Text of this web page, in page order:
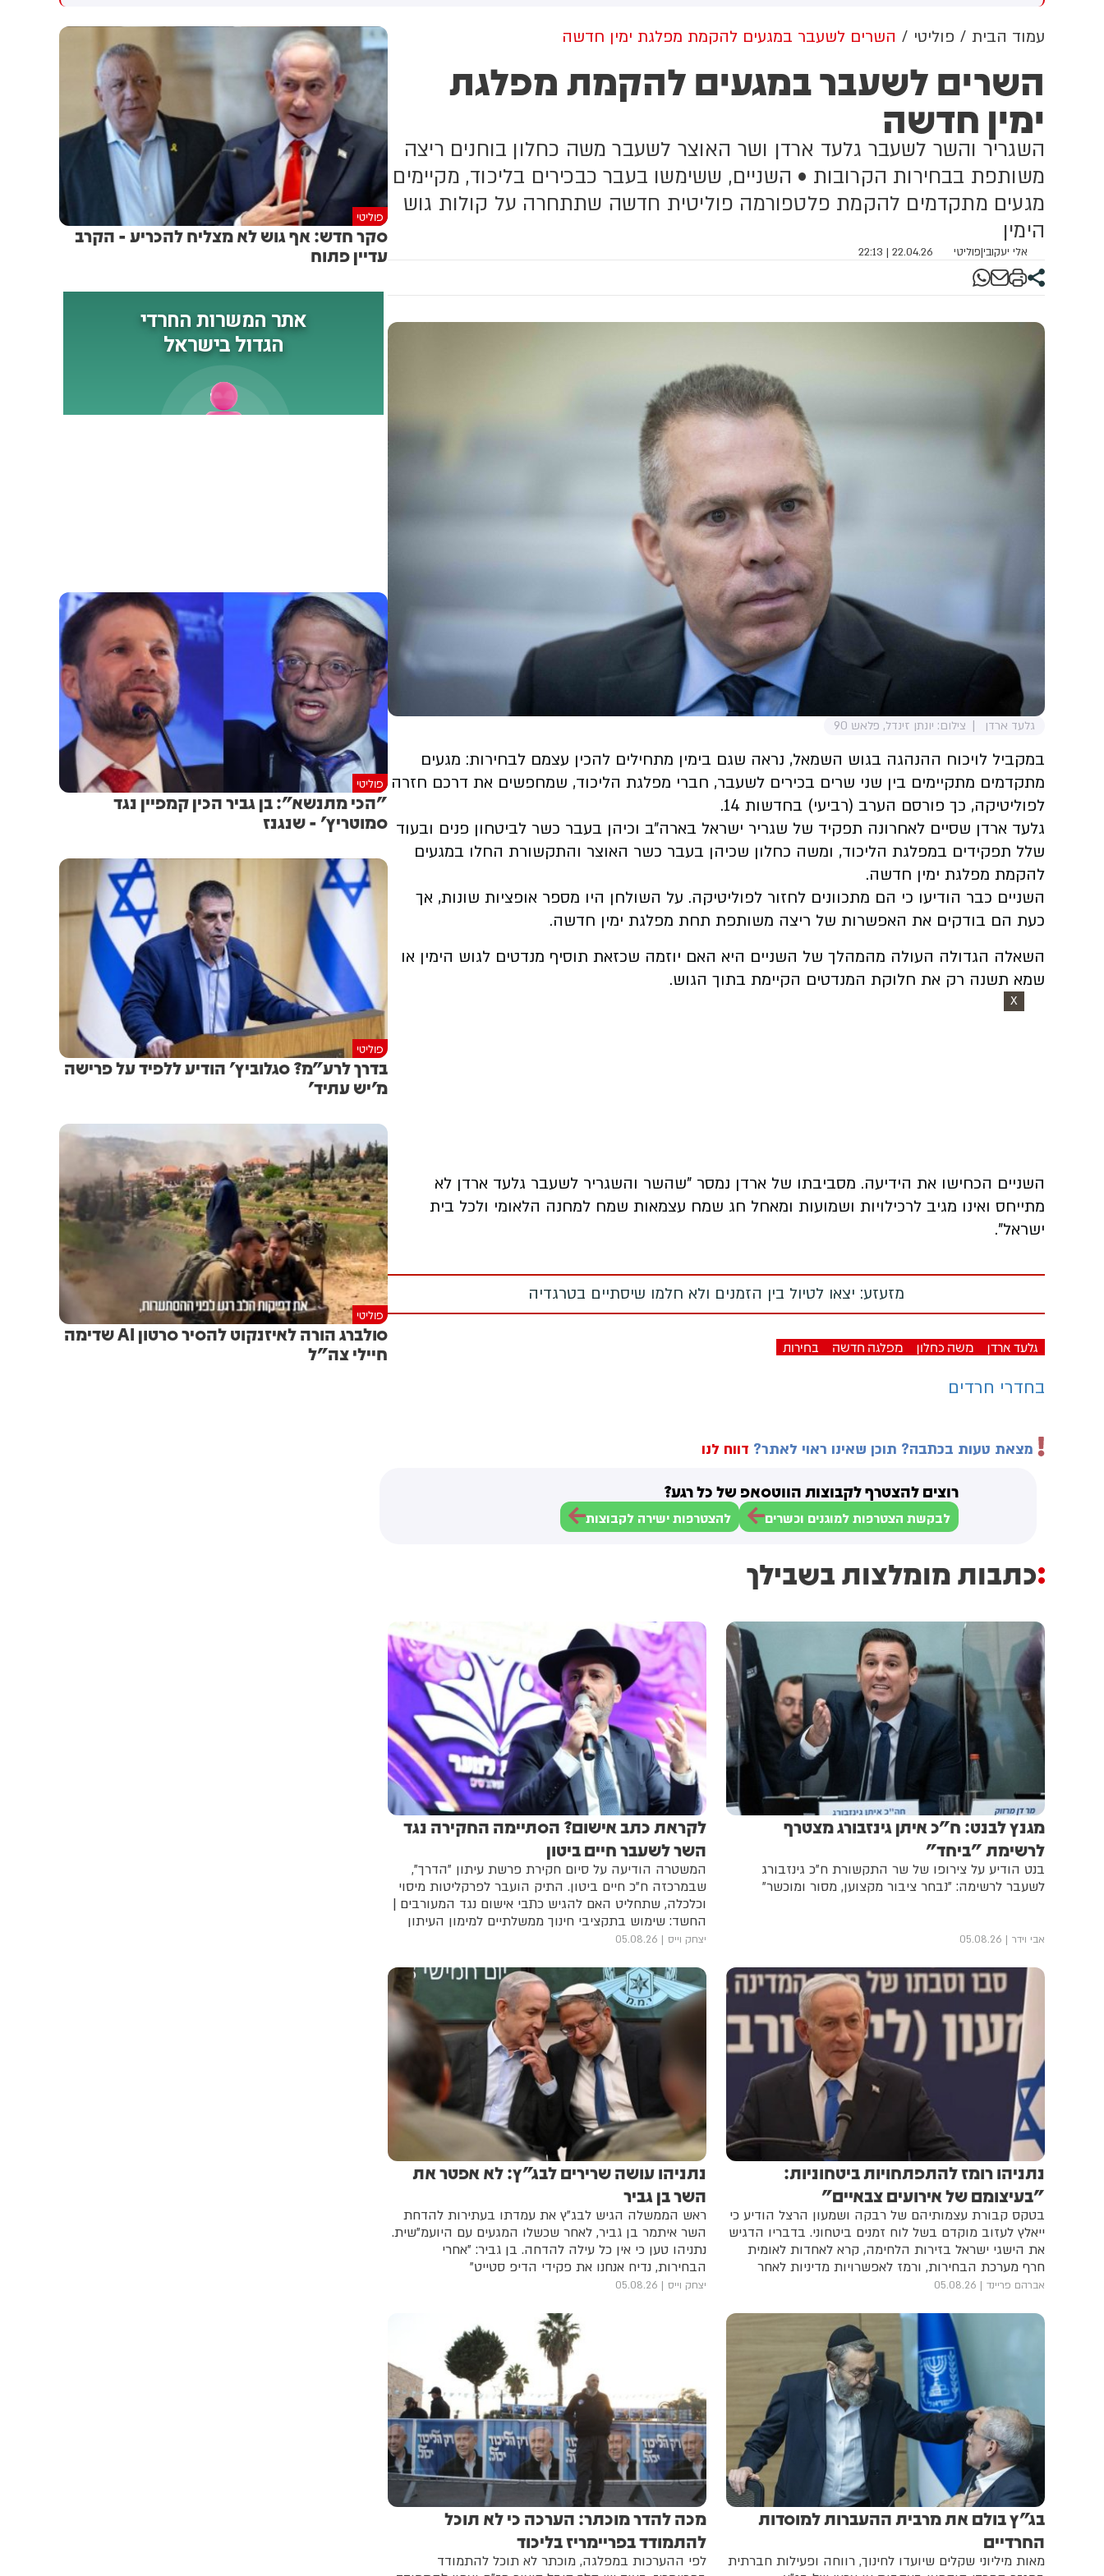
העליון פסל צו קודם של הנתמכים על ידי איראן
עמוד הבית פוליטי השרים לשעבר במגעים להקמת מפלגת ימין חדשה
השרים לשעבר במגעים להקמת מפלגת
ימין חדשה
השגריר והשר לשעבר גלעד ארדן ושר האוצר לשעבר משה כחלון בוחנים ריצה
משותפת בבחירות הקרובות • השניים, ששימשו בעבר כבכירים בליכוד, מקיימים
מגעים מתקדמים להקמת פלטפורמה פוליטית חדשה שתתחרה על קולות גוש
הימין
אלי יעקובי|פוליטי 22.04.26 | 22:13
גלעד ארדן צילום: יונתן זינדל, פלאש 90
במקביל לויכוח ההנהגה בגוש השמאל, נראה שגם בימין מתחילים להכין עצמם לבחירות: מגעים
מתקדמים מתקיימים בין שני שרים בכירים לשעבר, חברי מפלגת הליכוד, שמחפשים את דרכם חזרה
לפוליטיקה, כך פורסם הערב (רביעי) בחדשות 14.
גלעד ארדן שסיים לאחרונה תפקיד של שגריר ישראל בארה״ב וכיהן בעבר כשר לביטחון פנים ובעוד
שלל תפקידים במפלגת הליכוד, ומשה כחלון שכיהן בעבר כשר האוצר והתקשורת החלו במגעים
להקמת מפלגת ימין חדשה.
השניים כבר הודיעו כי הם מתכוונים לחזור לפוליטיקה. על השולחן היו מספר אופציות שונות, אך
כעת הם בודקים את האפשרות של ריצה משותפת תחת מפלגת ימין חדשה.
השאלה הגדולה העולה מהמהלך של השניים היא האם יוזמה שכזאת תוסיף מנדטים לגוש הימין או
שמא תשנה רק את חלוקת המנדטים הקיימת בתוך הגוש.
X
השניים הכחישו את הידיעה. מסביבתו של ארדן נמסר "שהשר והשגריר לשעבר גלעד ארדן לא
מתייחס ואינו מגיב לרכילויות ושמועות ומאחל חג שמח עצמאות שמח למחנה הלאומי ולכל בית
ישראל".
מזעזע: יצאו לטיול בין הזמנים ולא חלמו שיסתיים בטרגדיה
גלעד ארדן משה כחלון מפלגה חדשה בחירות
בחדרי חרדים
מצאת טעות בכתבה? תוכן שאינו ראוי לאתר? דווח לנו
רוצים להצטרף לקבוצות הווטסאפ של כל רגע?
לבקשת הצטרפות למוגנים וכשרים להצטרפות ישירה לקבוצות
כתבות מומלצות בשבילך
מגנץ לבנט: ח"כ איתן גינזבורג מצטרף
לרשימת "ביחד"
בנט הודיע על צירופו של שר התקשורת ח"כ גינזבורג
לשעבר לרשימה: "נבחר ציבור מקצוען, מסור ומוכשר"
אבי וידר 05.08.26
לקראת כתב אישום? הסתיימה החקירה נגד
השר לשעבר חיים ביטון
המשטרה הודיעה על סיום חקירת פרשת עיתון "הדרך",
שבמרכזה ח"כ חיים ביטון. התיק הועבר לפרקליטות מיסוי
וכלכלה, שתחליט האם להגיש כתבי אישום נגד המעורבים |
החשד: שימוש בתקציבי חינוך ממשלתיים למימון העיתון
המפלגתי
יצחק וייס 05.08.26
נתניהו רומז להתפתחויות ביטחוניות:
"בעיצומם של אירועים צבאיים"
בטקס קבורת עצמותיהם של רבקה ושמעון הרצל הודיע כי
ייאלץ לעזוב מוקדם בשל לוח זמנים ביטחוני. בדבריו הדגיש
את הישגי ישראל בזירות הלחימה, קרא לאחדות לאומית
חרף מערכת הבחירות, ורמז לאפשרויות מדיניות לאחר
הבחירות
אברהם פריינד 05.08.26
נתניהו עושה שרירים לבג"ץ: לא אפטר את
השר בן גביר
ראש הממשלה הגיש לבג"ץ את עמדתו בעתירות להדחת
השר איתמר בן גביר, לאחר שכשלו המגעים עם היועמ"שית.
נתניהו טען כי אין כל עילה להדחה. בן גביר: "אחרי
הבחירות, נדיח אנחנו את פקידי הדיפ סטייט"
יצחק וייס 05.08.26
בג"ץ בולם את מרבית ההעברות למוסדות
החרדיים
מאות מיליוני שקלים שיועדו לחינוך, רווחה ופעילות חברתית
מכה להדר מוכתר: הערכה כי לא תוכל
להתמודד בפריימריז בליכוד
לפי ההערכות במפלגה, מוכתר לא תוכל להתמודד
פוליטי
סקר חדש: אף גוש לא מצליח להכריע - הקרב
עדיין פתוח
פוליטי
"הכי מתנשא": בן גביר הכין קמפיין נגד
סמוטריץ' - שנגנז
פוליטי
בדרך לרע"מ? סגלוביץ' הודיע ללפיד על פרישה
מ'יש עתיד'
פוליטי
סולברג הורה לאיזנקוט להסיר סרטון AI שדימה
חיילי צה"ל